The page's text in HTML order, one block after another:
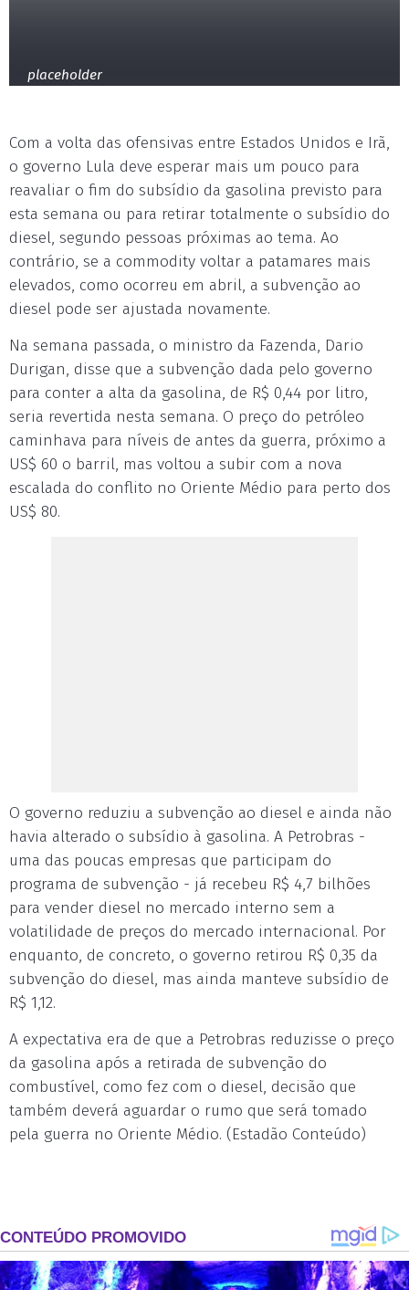
placeholder
Com a volta das ofensivas entre Estados Unidos e Irã,
o governo Lula deve esperar mais um pouco para
reavaliar o fim do subsídio da gasolina previsto para
esta semana ou para retirar totalmente o subsídio do
diesel, segundo pessoas próximas ao tema. Ao
contrário, se a commodity voltar a patamares mais
elevados, como ocorreu em abril, a subvenção ao
diesel pode ser ajustada novamente.
Na semana passada, o ministro da Fazenda, Dario
Durigan, disse que a subvenção dada pelo governo
para conter a alta da gasolina, de R$ 0,44 por litro,
seria revertida nesta semana. O preço do petróleo
caminhava para níveis de antes da guerra, próximo a
US$ 60 o barril, mas voltou a subir com a nova
escalada do conflito no Oriente Médio para perto dos
US$ 80.
O governo reduziu a subvenção ao diesel e ainda não
havia alterado o subsídio à gasolina. A Petrobras -
uma das poucas empresas que participam do
programa de subvenção - já recebeu R$ 4,7 bilhões
para vender diesel no mercado interno sem a
volatilidade de preços do mercado internacional. Por
enquanto, de concreto, o governo retirou R$ 0,35 da
subvenção do diesel, mas ainda manteve subsídio de
R$ 1,12.
A expectativa era de que a Petrobras reduzisse o preço
da gasolina após a retirada de subvenção do
combustível, como fez com o diesel, decisão que
também deverá aguardar o rumo que será tomado
pela guerra no Oriente Médio. (Estadão Conteúdo)